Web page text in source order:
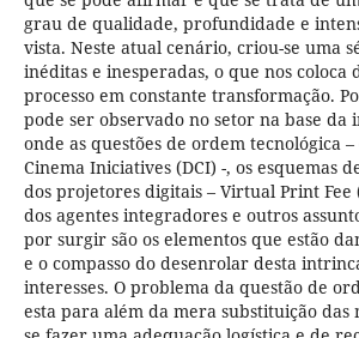
grau de qualidade, profundidade e
vista. Neste atual cenário, criou-se uma
inéditas e inesperadas, o que nos coloca
processo em constante transformação.
pode ser observado no setor na base
onde as questões de ordem tecnológica
Cinema Iniciatives (DCI) -, os esquemas
dos projetores digitais – Virtual Print Fee
dos agentes integradores e outros
por surgir são os elementos que estão
e o compasso do desenrolar desta
interesses. O problema da questão de
esta para além da mera substituição das